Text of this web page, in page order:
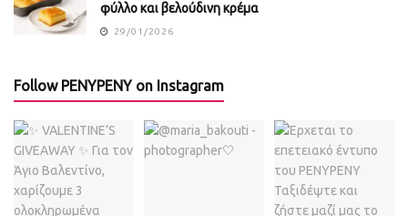
φύλλο και βελούδινη κρέμα
29/01/2026
Follow PENYPENY on Instagram